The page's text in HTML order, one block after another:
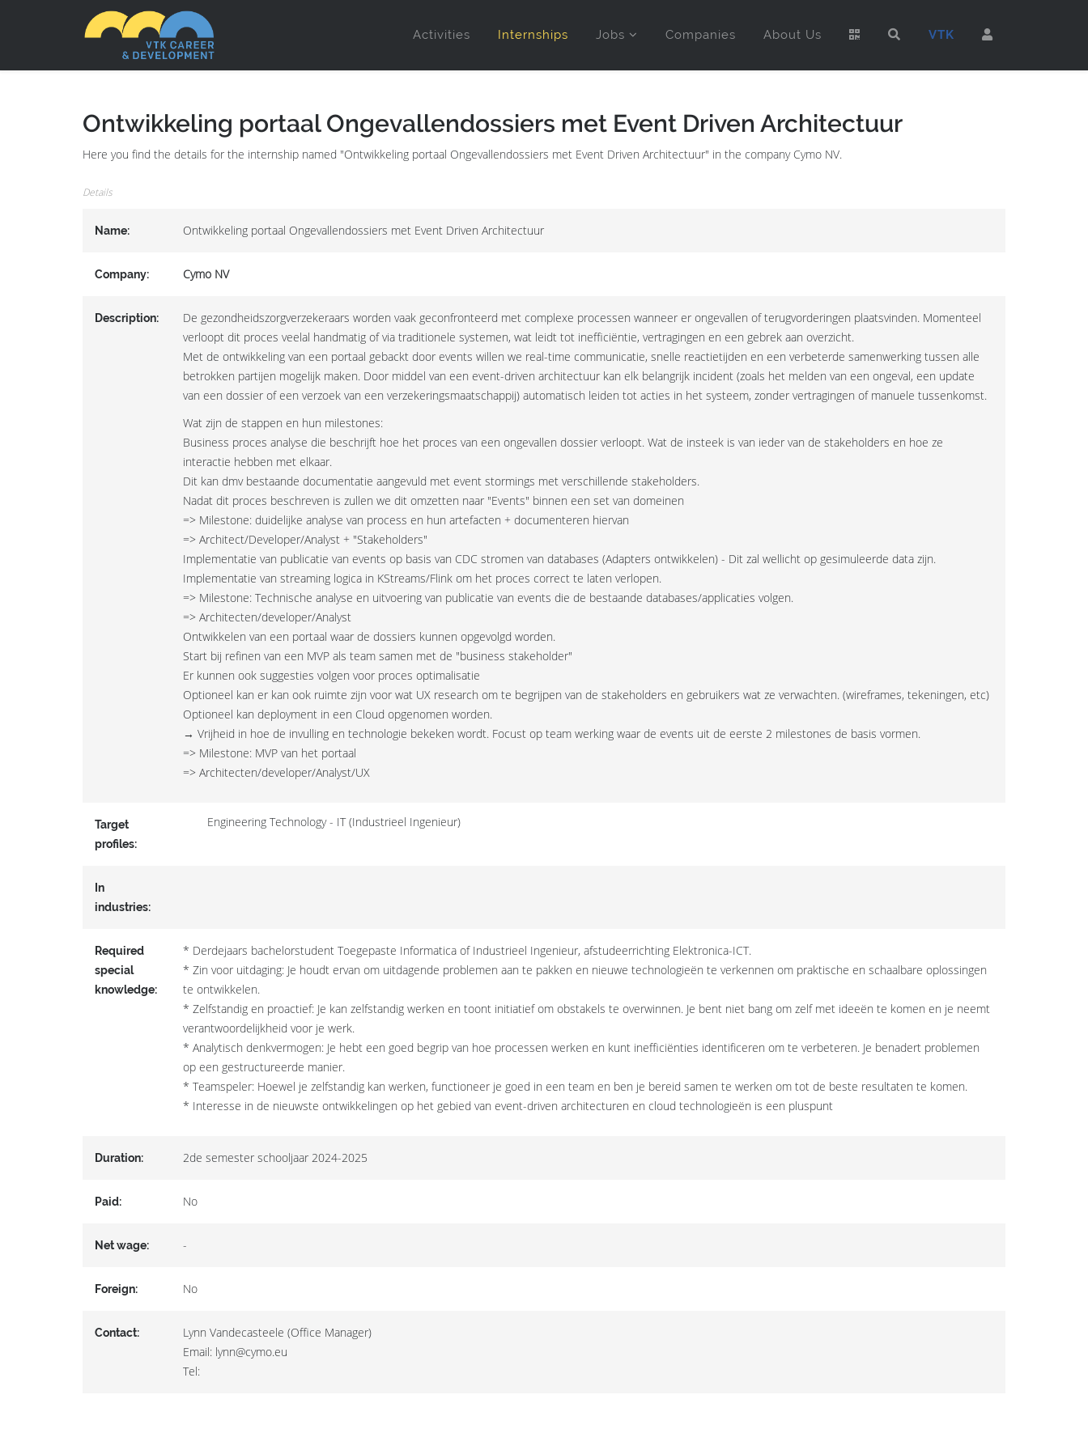
Activities Internships Jobs Companies About Us VTK
Ontwikkeling portaal Ongevallendossiers met Event Driven Architectuur
Here you find the details for the internship named "Ontwikkeling portaal Ongevallendossiers met Event Driven Architectuur" in the company Cymo NV.
Details
Name: Ontwikkeling portaal Ongevallendossiers met Event Driven Architectuur
Company: Cymo NV
Description:
De gezondheidszorgverzekeraars worden vaak geconfronteerd met complexe processen wanneer er ongevallen of terugvorderingen plaatsvinden. Momenteel
verloopt dit proces veelal handmatig of via traditionele systemen, wat leidt tot inefficiëntie, vertragingen en een gebrek aan overzicht.
Met de ontwikkeling van een portaal gebackt door events willen we real-time communicatie, snelle reactietijden en een verbeterde samenwerking tussen alle
betrokken partijen mogelijk maken. Door middel van een event-driven architectuur kan elk belangrijk incident (zoals het melden van een ongeval, een update
van een dossier of een verzoek van een verzekeringsmaatschappij) automatisch leiden tot acties in het systeem, zonder vertragingen of manuele tussenkomst.
Wat zijn de stappen en hun milestones:
Business proces analyse die beschrijft hoe het proces van een ongevallen dossier verloopt. Wat de insteek is van ieder van de stakeholders en hoe ze
interactie hebben met elkaar.
Dit kan dmv bestaande documentatie aangevuld met event stormings met verschillende stakeholders.
Nadat dit proces beschreven is zullen we dit omzetten naar "Events" binnen een set van domeinen
=> Milestone: duidelijke analyse van process en hun artefacten + documenteren hiervan
=> Architect/Developer/Analyst + "Stakeholders"
Implementatie van publicatie van events op basis van CDC stromen van databases (Adapters ontwikkelen) - Dit zal wellicht op gesimuleerde data zijn.
Implementatie van streaming logica in KStreams/Flink om het proces correct te laten verlopen.
=> Milestone: Technische analyse en uitvoering van publicatie van events die de bestaande databases/applicaties volgen.
=> Architecten/developer/Analyst
Ontwikkelen van een portaal waar de dossiers kunnen opgevolgd worden.
Start bij refinen van een MVP als team samen met de "business stakeholder"
Er kunnen ook suggesties volgen voor proces optimalisatie
Optioneel kan er kan ook ruimte zijn voor wat UX research om te begrijpen van de stakeholders en gebruikers wat ze verwachten. (wireframes, tekeningen, etc)
Optioneel kan deployment in een Cloud opgenomen worden.
→ Vrijheid in hoe de invulling en technologie bekeken wordt. Focust op team werking waar de events uit de eerste 2 milestones de basis vormen.
=> Milestone: MVP van het portaal
=> Architecten/developer/Analyst/UX
Target
profiles:
Engineering Technology - IT (Industrieel Ingenieur)
In
industries:
Required
special
knowledge:
* Derdejaars bachelorstudent Toegepaste Informatica of Industrieel Ingenieur, afstudeerrichting Elektronica-ICT.
* Zin voor uitdaging: Je houdt ervan om uitdagende problemen aan te pakken en nieuwe technologieën te verkennen om praktische en schaalbare oplossingen
te ontwikkelen.
* Zelfstandig en proactief: Je kan zelfstandig werken en toont initiatief om obstakels te overwinnen. Je bent niet bang om zelf met ideeën te komen en je neemt
verantwoordelijkheid voor je werk.
* Analytisch denkvermogen: Je hebt een goed begrip van hoe processen werken en kunt inefficiënties identificeren om te verbeteren. Je benadert problemen
op een gestructureerde manier.
* Teamspeler: Hoewel je zelfstandig kan werken, functioneer je goed in een team en ben je bereid samen te werken om tot de beste resultaten te komen.
* Interesse in de nieuwste ontwikkelingen op het gebied van event-driven architecturen en cloud technologieën is een pluspunt
Duration: 2de semester schooljaar 2024-2025
Paid: No
Net wage: -
Foreign: No
Contact:
Lynn Vandecasteele (Office Manager)
Email: lynn@cymo.eu
Tel: